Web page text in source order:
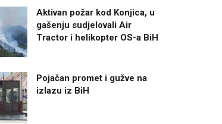
Aktivan požar kod Konjica, u
gašenju sudjelovali Air
Tractor i helikopter OS-a BiH
Pojačan promet i gužve na
izlazu iz BiH